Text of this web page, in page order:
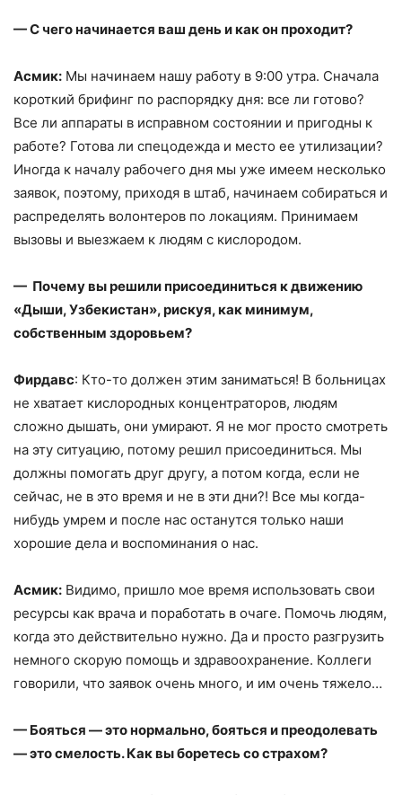
— С чего начинается ваш день и как он проходит?
Асмик: Мы начинаем нашу работу в 9:00 утра. Сначала
короткий брифинг по распорядку дня: все ли готово?
Все ли аппараты в исправном состоянии и пригодны к
работе? Готова ли спецодежда и место ее утилизации?
Иногда к началу рабочего дня мы уже имеем несколько
заявок, поэтому, приходя в штаб, начинаем собираться и
распределять волонтеров по локациям. Принимаем
вызовы и выезжаем к людям с кислородом.
— Почему вы решили присоединиться к движению
«Дыши, Узбекистан», рискуя, как минимум,
собственным здоровьем?
Фирдавс: Кто-то должен этим заниматься! В больницах
не хватает кислородных концентраторов, людям
сложно дышать, они умирают. Я не мог просто смотреть
на эту ситуацию, потому решил присоединиться. Мы
должны помогать друг другу, а потом когда, если не
сейчас, не в это время и не в эти дни?! Все мы когда-
нибудь умрем и после нас останутся только наши
хорошие дела и воспоминания о нас.
Асмик: Видимо, пришло мое время использовать свои
ресурсы как врача и поработать в очаге. Помочь людям,
когда это действительно нужно. Да и просто разгрузить
немного скорую помощь и здравоохранение. Коллеги
говорили, что заявок очень много, и им очень тяжело…
— Бояться — это нормально, бояться и преодолевать
— это смелость. Как вы боретесь со страхом?